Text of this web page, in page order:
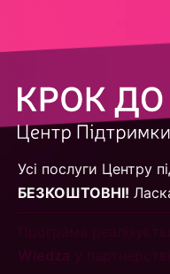
Усі послуги Центру
БЕЗКОШТОВНІ!